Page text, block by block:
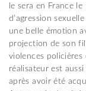
le sera en France
d’agression
une belle émotion
projection de son
violences
réalisateur est
après avoir été